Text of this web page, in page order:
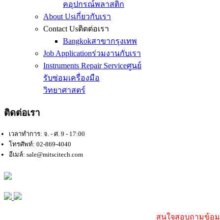
คอุปกรณ์พลาสติก
About Usเกี่ยวกับเรา
Contact Usติดต่อเรา
Bangkokสาขากรุงเทพ
Job Applicationร่วมงานกับเรา
Instruments Repair Serviceศูนย์
รับซ่อมเครื่องมือ
วิทยาศาสตร์
ติดต่อเรา
เวลาทำการ: จ. - ศ. 9 - 17:00
โทรศัพท์: 02-869-4040
อีเมล์: sale@mitscitech.com
สนใจสอบถามข้อ